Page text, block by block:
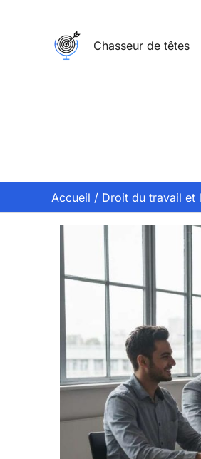
Chasseur de têtes
Accueil Droit du travail et